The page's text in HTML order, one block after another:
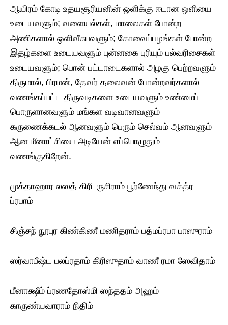
ஆயிரம் கோடி உதயசூரியனின் ஒளிக்கு ஈடான ஒளியை
உடையவளும்; வளையல்கள், மாலைகள் போன்ற
அணிகளால் ஒளிவீசுபவளும்; கோவைப்பழங்கள் போன்ற
இதழ்களை உடையவளும் புன்னகை புரியும் பல்வரிசைகள்
உடையவளும்; பொன் பட்டாடைகளால் அழகு பெற்றவளும்
திருமால், பிரமன், தேவர் தலைவன் போன்றவர்களால்
வணங்கப்பட்ட திருவடிகளை உடையவளும் உண்மைப்
பொருளானவளும் மங்கள வடிவானவளும்
கருணைக்கடல் ஆனவளும் பெரும் செல்வம் ஆனவளும்
ஆன மீனாட்சியை அடியேன் எப்பொழுதும்
வணங்குகிறேன்.
முக்தாஹார லஸத் கிரீடருசிராம் பூர்ணேந்து வக்த்ர
ப்ரபாம்
சிஞ்சந் நூபுர கிண்கிணீ மணிதராம் பத்மப்ரபா பாஸுராம்
ஸர்வாபீஷ்ட பலப்ரதாம் கிரிஸுதாம் வாணீ ரமா ஸேவிதாம்
மீனாக்ஷீம் ப்ரணதோஸ்மி ஸந்ததம் அஹம்
காருண்யவாராம் நிதிம்